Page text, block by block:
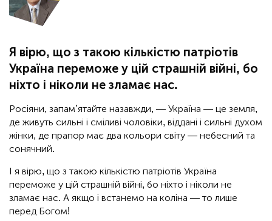
Я вірю, що з такою кількістю патріотів
Україна переможе у цій страшній війні, бо
ніхто і ніколи не зламає нас.
Росіяни, запам’ятайте назавжди, — Україна — це земля,
де живуть сильні і сміливі чоловіки, віддані і сильні духом
жінки, де прапор має два кольори світу — небесний та
сонячний.
І я вірю, що з такою кількістю патріотів Україна
переможе у цій страшній війні, бо ніхто і ніколи не
зламає нас. А якщо і встанемо на коліна — то лише
перед Богом!